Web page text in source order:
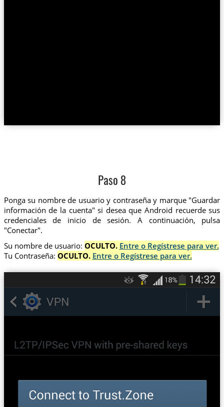
Paso 8
Ponga su nombre de usuario y contraseña y marque "Guardar
información de la cuenta" si desea que Android recuerde sus
credenciales de inicio de sesión. A continuación, pulsa
"Conectar".
Su nombre de usuario: OCULTO. Entre o Regístrese para ver.
Tu Contraseña: OCULTO. Entre o Regístrese para ver.